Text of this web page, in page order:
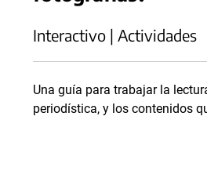
Interactivo | Actividades
Una guía para trabajar la
periodística, y los contenidos